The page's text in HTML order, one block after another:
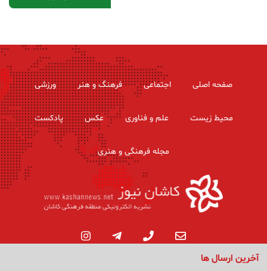
آخرین ارسال ها
صفحه اصلی اجتماعی فرهنگ و هنر ورزشی
محیط زیست علم و فناوری عکس پادکست
مجله فرهنگی و هنری